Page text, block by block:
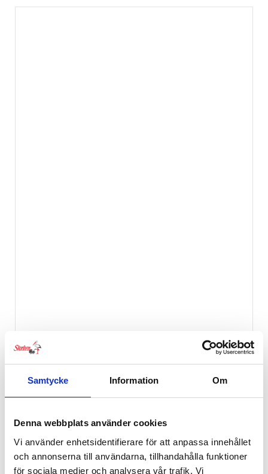
Samtycke Information Om
Denna webbplats använder cookies
Vi använder enhetsidentifierare för att anpassa innehållet
och annonserna till användarna, tillhandahålla funktioner
för sociala medier och analysera vår trafik. Vi
399